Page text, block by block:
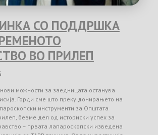
СО ПОДДРШКА
ВО ПРИЛЕП
можности за заедницата останува
Горди сме што преку донирањето на
инструменти за Општата
бевме дел од историски успех за
– првата лапароскопски изведена